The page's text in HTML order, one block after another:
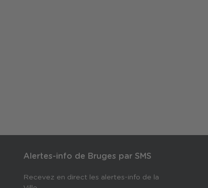
Alertes-info de Bruges par SMS
Recevez en direct les alertes-info de la